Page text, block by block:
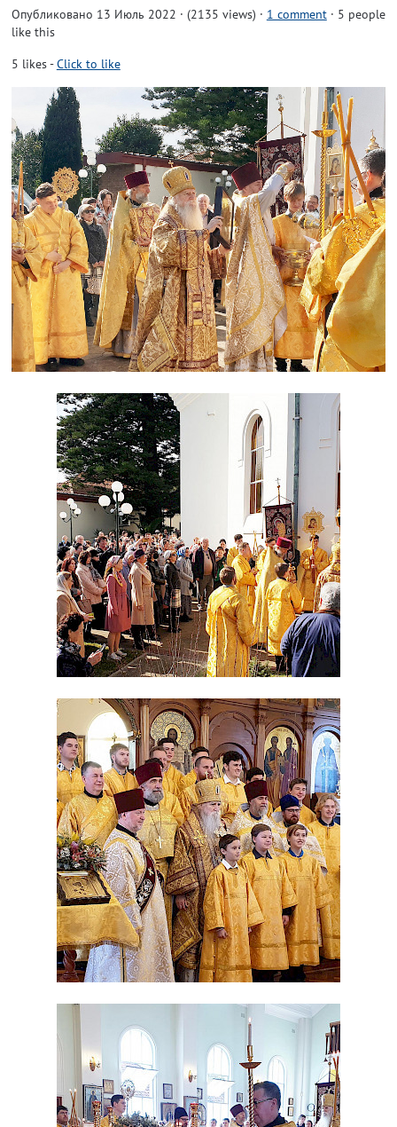
Опубликовано 13 Июль 2022 · (2135 views) · 1 comment · 5 people
like this
5 likes-Click to like